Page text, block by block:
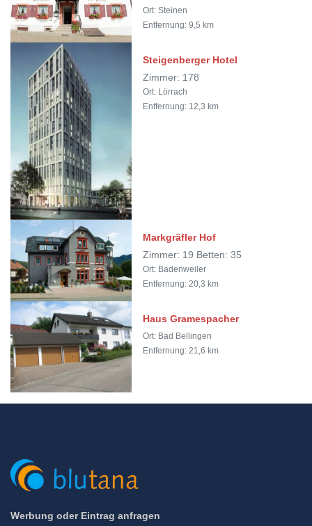
Ort: Steinen
Entfernung: 9,5 km
Steigenberger Hotel
Zimmer: 178
Ort: Lörrach
Entfernung: 12,3 km
Markgräfler Hof
Zimmer: 19 Betten: 35
Ort: Badenweiler
Entfernung: 20,3 km
Haus Gramespacher
Ort: Bad Bellingen
Entfernung: 21,6 km
Werbung oder Eintrag anfragen